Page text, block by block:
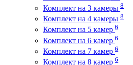
Комплект на 3 камеры 8
Комплект на 4 камеры 8
Комплект на 5 камер 6
Комплект на 6 камер 6
Комплект на 7 камер 6
Комплект на 8 камер 6